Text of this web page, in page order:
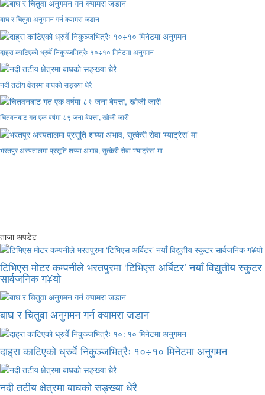
बाघ र चितुवा अनुगमन गर्न क्यामरा जडान
दाह्रा काटिएको ध्रुर्वे निकुञ्जभित्रैः १०÷१० मिनेटमा अनुगमन
नदी तटीय क्षेत्रमा बाघको सङ्ख्या धेरै
चितवनबाट गत एक वर्षमा ८९ जना बेपत्ता, खोजी जारी
भरतपुर अस्पतालमा प्रसूति शय्या अभाव, सुत्केरी सेवा ‘म्याट्रेस’ मा
ताजा अपडेट
टिभिएस मोटर कम्पनीले भरतपुरमा ‘टिभिएस अर्बिटर’ नयाँ विद्युतीय स्कुटर
सार्वजनिक ग¥यो
बाघ र चितुवा अनुगमन गर्न क्यामरा जडान
दाह्रा काटिएको ध्रुर्वे निकुञ्जभित्रैः १०÷१० मिनेटमा अनुगमन
नदी तटीय क्षेत्रमा बाघको सङ्ख्या धेरै